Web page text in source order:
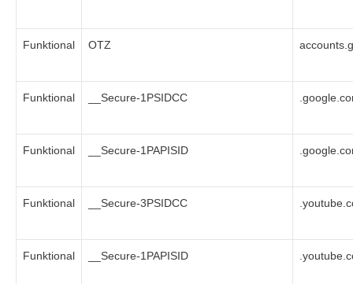
Funktional OTZ
Funktional __Secure-1PSIDCC
Funktional __Secure-1PAPISID
Funktional __Secure-3PSIDCC
Funktional __Secure-1PAPISID